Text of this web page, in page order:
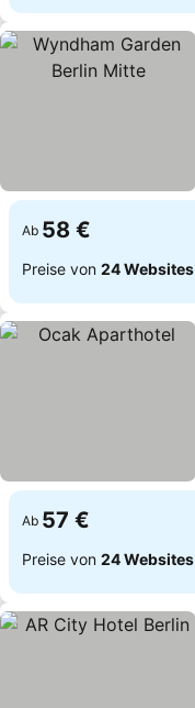
Ab 58 €
Preise von 24 Websites
Ab 57 €
Preise von 24 Websites